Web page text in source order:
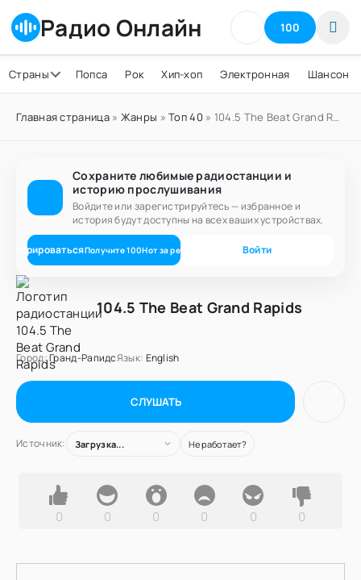
Радио Онлайн 100
Страны Попса Рок Хип-хоп Электронная Шансон
Главная страница» Жанры »Топ 40 » 104.5 The Beat Grand Rapids
Сохраните любимые радиостанции и
историю прослушивания
Войдите или зарегистрируйтесь — избранное и
история будут доступны на всех ваших устройствах.
Получите100Нот за регистрацию Войти
104.5 The Beat Grand Rapids
Город:Гранд-РапидсЯзык: English
СЛУШАТЬ
Источник: Загрузка... Не работает?
0 0 0 0 0 0